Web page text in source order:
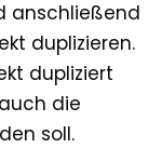
anschließend
duplizieren.
dupliziert
die
soll.